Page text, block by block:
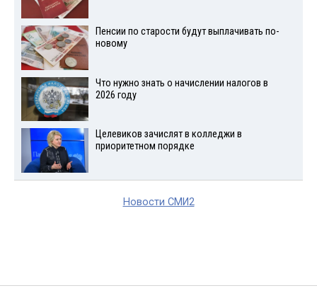
Пенсии по старости будут выплачивать по-
новому
Что нужно знать о начислении налогов в
2026 году
Целевиков зачислят в колледжи в
приоритетном порядке
Новости СМИ2